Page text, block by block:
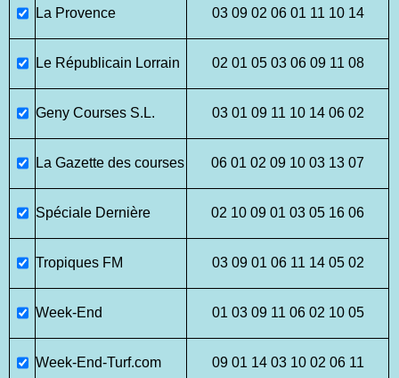
La Provence 03 09 02 06 01 11 10 14
Le Républicain Lorrain 02 01 05 03 06 09 11 08
Geny Courses S.L. 03 01 09 11 10 14 06 02
La Gazette des courses 06 01 02 09 10 03 13 07
Spéciale Dernière 02 10 09 01 03 05 16 06
Tropiques FM 03 09 01 06 11 14 05 02
Week-End 01 03 09 11 06 02 10 05
Week-End-Turf.com 09 01 14 03 10 02 06 11